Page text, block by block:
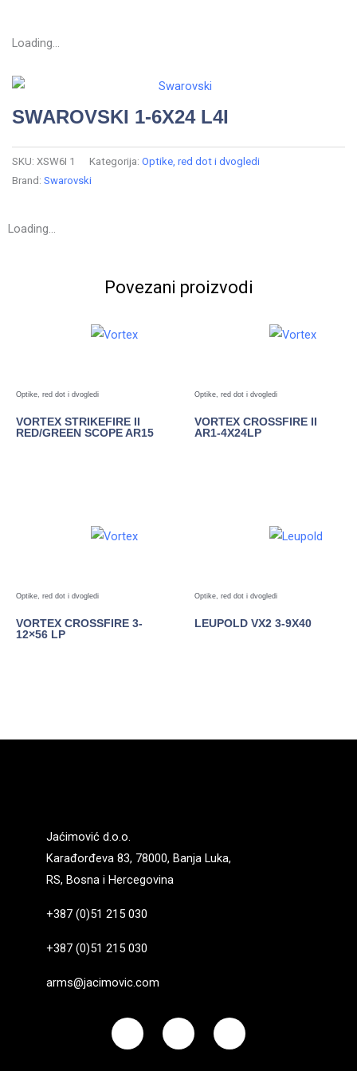
Loading...
SWAROVSKI 1-6X24 L4I
SKU: XSW6I 1 Kategorija: Optike, red dot i dvogledi
Brand: Swarovski
Loading...
Povezani proizvodi
Optike, red dot i dvogledi
VORTEX STRIKEFIRE II
RED/GREEN SCOPE AR15
Optike, red dot i dvogledi
VORTEX CROSSFIRE II
AR1-4X24LP
Optike, red dot i dvogledi
VORTEX CROSSFIRE 3-
12×56 LP
Optike, red dot i dvogledi
LEUPOLD VX2 3-9X40
Jaćimović d.o.o.
Karađorđeva 83, 78000, Banja Luka,
RS, Bosna i Hercegovina
+387 (0)51 215 030
+387 (0)51 215 030
arms@jacimovic.com
F
c
I
s
Y
u